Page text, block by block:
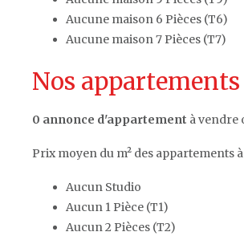
Aucune maison 6 Pièces (T6)
Aucune maison 7 Pièces (T7)
Nos
0 annonce d'appartement à vendre
Prix moyen du m² des appartements
Aucun Studio
Aucun 1 Pièce (T1)
Aucun 2 Pièces (T2)